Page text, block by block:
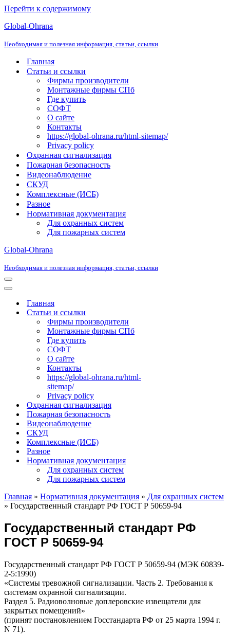
Перейти к содержимому
Global-Ohrana
Необходимая и полезная информация, статьи, ссылки
Главная
Статьи и ссылки
Фирмы производители
Монтажные фирмы СПб
Где купить
СОФТ
О сайте
Контакты
https://global-ohrana.ru/html-sitemap/
Privacy policy
Охранная сигнализация
Пожарная безопасность
Видеонаблюдение
СКУД
Комплексные (ИСБ)
Разное
Нормативная документация
Для охранных систем
Для пожарных систем
Global-Ohrana
Необходимая и полезная информация, статьи, ссылки
Меню
навигации
Меню
навигацииГлавная
Статьи и ссылки
Фирмы производители
Монтажные фирмы СПб
Где купить
СОФТ
О сайте
Контакты
https://global-ohrana.ru/html-
sitemap/
Privacy policy
Охранная сигнализация
Пожарная безопасность
Видеонаблюдение
СКУД
Комплексные (ИСБ)
Разное
Нормативная документация
Для охранных систем
Для пожарных систем
Главная » Нормативная документация » Для охранных систем
» Государственный стандарт РФ ГОСТ Р 50659-94
Государственный стандарт РФ
ГОСТ Р 50659-94
Государственный стандарт РФ ГОСТ Р 50659-94 (МЭК 60839-
2-5:1990)
«Системы тревожной сигнализации. Часть 2. Требования к
системам охранной сигнализации.
Раздел 5. Радиоволновые доплеровские извещатели для
закрытых помещений»
(принят постановлением Госстандарта РФ от 25 марта 1994 г.
N 71).